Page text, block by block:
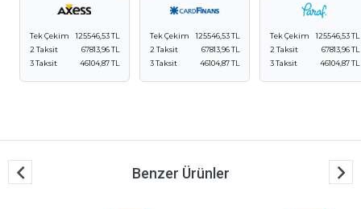
Tek Çekim
125546,53 TL
2 Taksit
67813,96 TL
3 Taksit
46104,87 TL
Tek Çekim
125546,53 TL
2 Taksit
67813,96 TL
3 Taksit
46104,87 TL
Tek Çekim
125546,53 TL
2 Taksit
67813,96 TL
3 Taksit
46104,87 TL
Benzer Ürünler